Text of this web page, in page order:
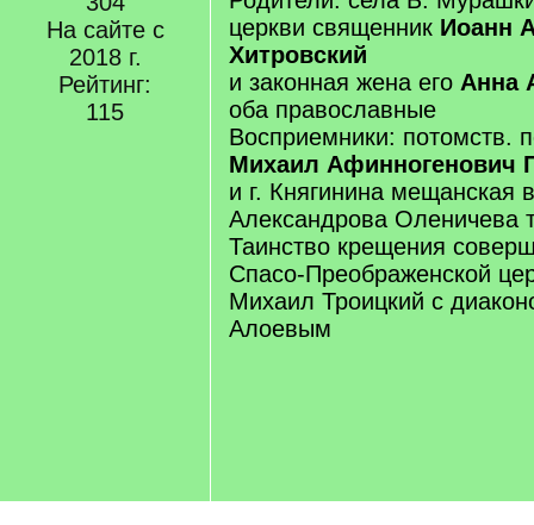
На сайте с
2018 г.
Рейтинг:
115
церкви священник Иоанн
Хитровский
и законная жена его Анна
оба православные
Восприемники: потомств.
Михаил Афинногенович
и г. Княгинина мещанская
Александрова Оленичева
Таинство крещения
Спасо-Преображенской
Михаил Троицкий с
Алоевым